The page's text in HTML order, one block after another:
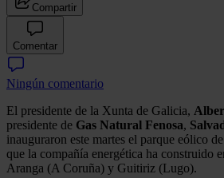
Compartir
Comentar
Ningún comentario
El presidente de la Xunta de Galicia,
presidente de Gas Natural Fenosa,
inauguraron este martes el parque eólico
que la compañía energética ha construido
Aranga (A Coruña) y Guitiriz (Lugo).